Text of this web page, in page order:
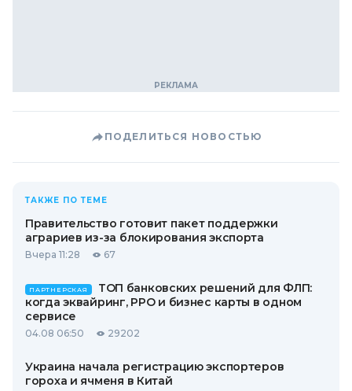
ПОДЕЛИТЬСЯ НОВОСТЬЮ
ТАКЖЕ ПО ТЕМЕ
Правительство готовит пакет поддержки
аграриев из-за блокирования экспорта
Вчера 11:28 67
ПАРТНЕРСКАЯ
ТОП банковских решений для ФЛП:
когда эквайринг, РРО и бизнес карты в одном
сервисе
04.08 06:50 29202
Украина начала регистрацию экспортеров
гороха и ячменя в Китай